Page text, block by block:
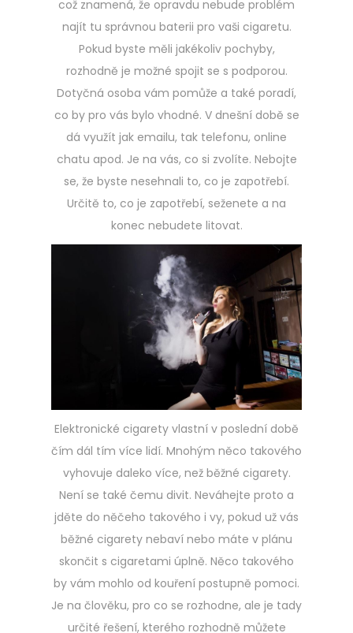
což znamená, že opravdu nebude problém
najít tu správnou baterii pro vaši cigaretu.
Pokud byste měli jakékoliv pochyby,
rozhodně je možné spojit se s podporou.
Dotyčná osoba vám pomůže a také poradí,
co by pro vás bylo vhodné. V dnešní době se
dá využít jak emailu, tak telefonu, online
chatu apod. Je na vás, co si zvolíte. Nebojte
se, že byste nesehnali to, co je zapotřebí.
Určitě to, co je zapotřebí, seženete a na
konec nebudete litovat.
Elektronické cigarety vlastní v poslední době
čím dál tím více lidí. Mnohým něco takového
vyhovuje daleko více, než běžné cigarety.
Není se také čemu divit. Neváhejte proto a
jděte do něčeho takového i vy, pokud už vás
běžné cigarety nebaví nebo máte v plánu
skončit s cigaretami úplně. Něco takového
by vám mohlo od kouření postupně pomoci.
Je na člověku, pro co se rozhodne, ale je tady
určité řešení, kterého rozhodně můžete